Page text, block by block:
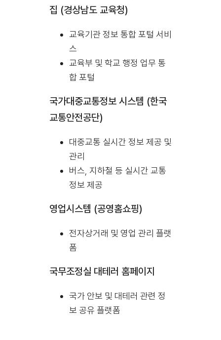
집 (경상남도 교육청)
교육기관 정보 통합 포털 서비
스
교육부 및 학교 행정 업무 통
합 포털
국가대중교통정보 시스템 (한국
교통안전공단)
대중교통 실시간 정보 제공 및
관리
버스, 지하철 등 실시간 교통
정보 제공
영업시스템 (공영홈쇼핑)
전자상거래 및 영업 관리 플랫
폼
국무조정실 대테러 홈페이지
국가 안보 및 대테러 관련 정
보 공유 플랫폼